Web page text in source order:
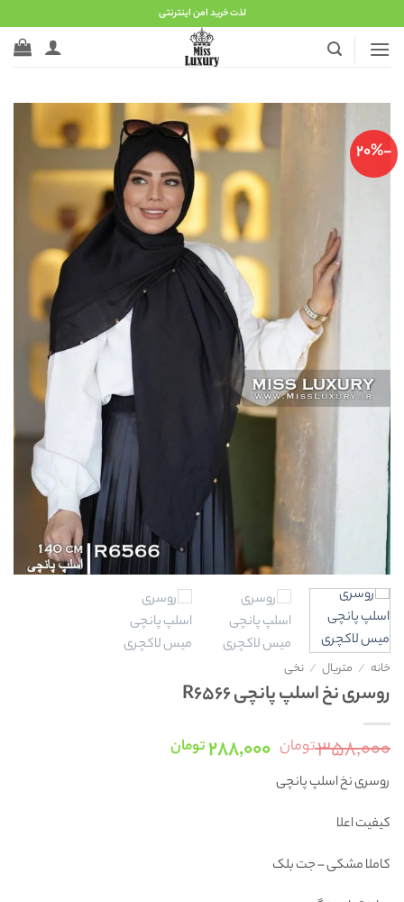
to
content
لذت خرید امن اینترنتی
-20%
خانه / متریال / نخی
روسری نخ اسلپ پانچی R6566
۳۵۸,۰۰۰تومان قیمت
۲۸۸,۰۰۰تومانقیمت
روسری نخ اسلپ پانچی
کیفیت اعلا
کاملا مشکی – جت بلک